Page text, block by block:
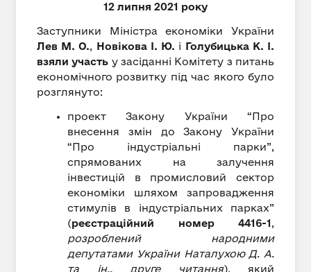
12 липня 2021 року
Заступники Міністра економіки України
Лев М. О., Новікова І. Ю. і Голубицька К. І.
взяли участь у засіданні Комітету з питань
економічного розвитку під час якого було
розглянуто:
проект Закону України “Про
внесення змін до Закону України
“Про індустріальні парки”,
спрямованих на залучення
інвестицій в промисловий сектор
економіки шляхом запровадження
стимулів в індустріальних парках”
(реєстраційний номер 4416-1,
розроблений народними
депутатами України Наталухою Д. А.
та ін., друге читання), який